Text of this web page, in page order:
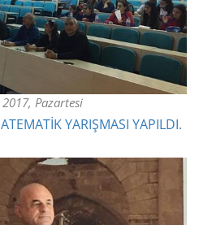
Pazartesi
YARIŞMASI YAPILDI.